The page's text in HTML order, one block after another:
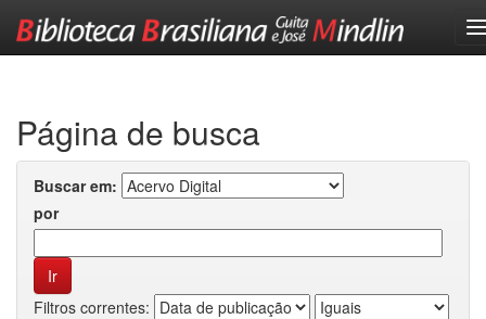
Página de busca
Buscar em:
por
Filtros correntes: